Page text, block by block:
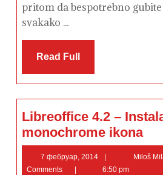
pritom da bespotrebno
svakako ...
Read Full Read
Libreoffice 4.2 –
monochrome ikona4.2
–
7 фебруар, 2014
фебруар,
Miloš
Comments
6:50 pm